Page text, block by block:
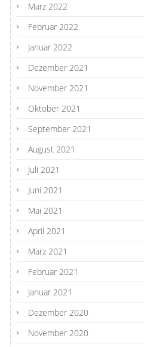
März 2022
Februar 2022
Januar 2022
Dezember 2021
November 2021
Oktober 2021
September 2021
August 2021
Juli 2021
Juni 2021
Mai 2021
April 2021
März 2021
Februar 2021
Januar 2021
Dezember 2020
November 2020